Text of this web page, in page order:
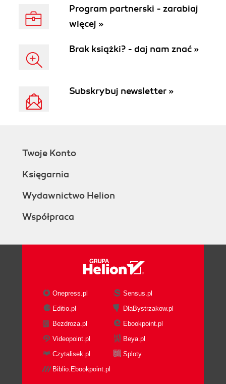
Program partnerski - zarabiaj
więcej »
Brak książki? - daj nam znać »
Subskrybuj newsletter »
Twoje Konto
Księgarnia
Wydawnictwo Helion
Współpraca
Onepress.pl
Sensus.pl
Editio.pl
DlaBystrzakow.pl
Bezdroza.pl
Ebookpoint.pl
Videopoint.pl
Beya.pl
Czytalisek.pl
Sploty
Biblio.Ebookpoint.pl